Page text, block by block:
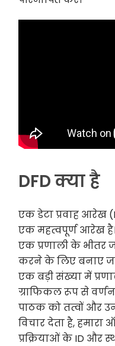
DFD क्या है
एक डेटा प्रवाह आरेख
एक महत्वपूर्ण आरेख
एक प्रणाली के भीतर
करने के लिए बनाए
एक बड़ी संख्या में
ग्राफिकल रूप से
पाठक को तत्वों और
विचार देता है,
प्रक्रियाओं के ID और